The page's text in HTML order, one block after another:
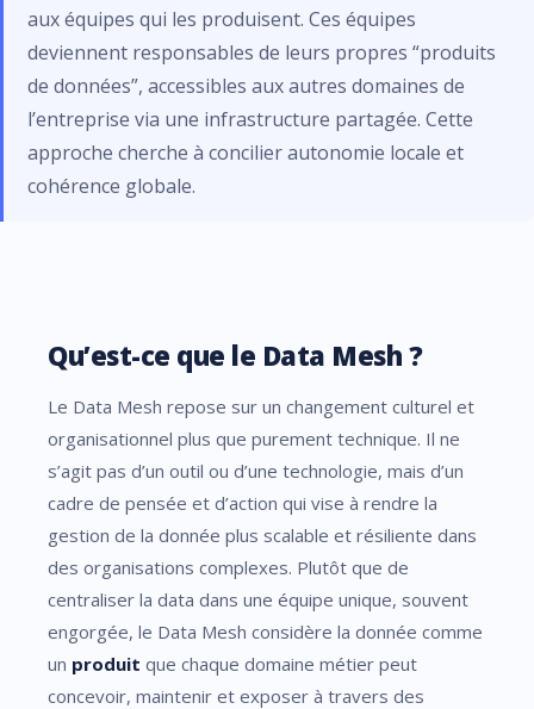
aux équipes qui les produisent. Ces équipes
deviennent responsables de leurs propres “produits
de données”, accessibles aux autres domaines de
l’entreprise via une infrastructure partagée. Cette
approche cherche à concilier autonomie locale et
cohérence globale.
Qu’est-ce que le Data Mesh ?
Le Data Mesh repose sur un changement culturel et
organisationnel plus que purement technique. Il ne
s’agit pas d’un outil ou d’une technologie, mais d’un
cadre de pensée et d’action qui vise à rendre la
gestion de la donnée plus scalable et résiliente dans
des organisations complexes. Plutôt que de
centraliser la data dans une équipe unique, souvent
engorgée, le Data Mesh considère la donnée comme
un produit que chaque domaine métier peut
concevoir, maintenir et exposer à travers des